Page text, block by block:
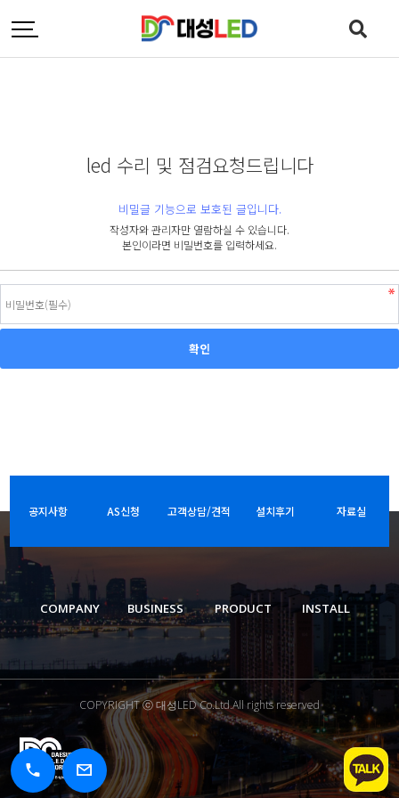
led 수리 및 점검요청드립니다
비밀글 기능으로 보호된 글입니다.
작성자와 관리자만 열람하실 수 있습니다.
본인이라면 비밀번호를 입력하세요.
공지사항 AS신청 고객상담/견적 설치후기 자료실
COMPANY BUSINESS PRODUCT INSTALL
COPYRIGHT ⓒ 대성LED Co.Ltd.All rights reserved